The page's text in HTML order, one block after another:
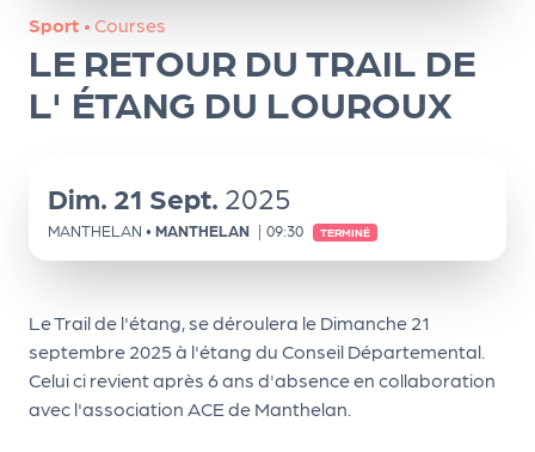
Sport • Courses
LE RETOUR DU TRAIL DE
L' ÉTANG DU LOUROUX
Dim. 21 Sept. 2025
MANTHELAN • MANTHELAN | 09:30 TERMINÉ
Le Trail de l'étang, se déroulera le Dimanche 21
septembre 2025 à l'étang du Conseil Départemental.
Celui ci revient après 6 ans d'absence en collaboration
avec l'association ACE de Manthelan.
ns
PR
O
PR
O
G!
Ma
g
Sui